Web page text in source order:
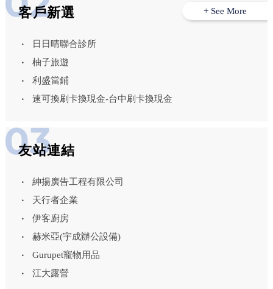
客戶新選
日日晴聯合診所
柚子旅遊
利盛當鋪
速可換刷卡換現金-台中刷卡換現金
+ See More
友站連結
紳揚廣告工程有限公司
天行者企業
伊客廚房
赫米亞(宇成辦公設備)
Gurupet寵物用品
江大露營